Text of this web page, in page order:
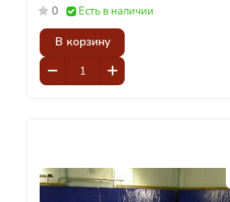
0 Есть в наличии
В корзину